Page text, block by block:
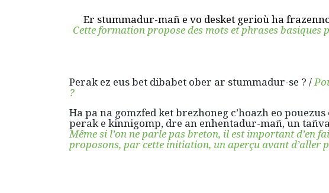
Er stummadur-mañ e vo desket gerioù ha
Cette formation propose des mots et phrases
Perak ez eus bet dibabet ober ar stummadur-se ? /
?
Ha pa na gomzfed ket brezhoneg c’hoazh eo
perak e kinnigomp, dre an enhentadur-mañ, un
Même si l’on ne parle pas breton, il est important d’en
proposons, par cette initiation, un aperçu avant d’aller